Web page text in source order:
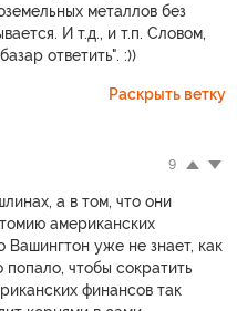
металлов без
И т.д., и т.п. Словом,
ответить". :))
Раскрыть ветку
9
а в том, что они
американских
Вашингтон уже не знает, как
попало, чтобы сократить
финансов так